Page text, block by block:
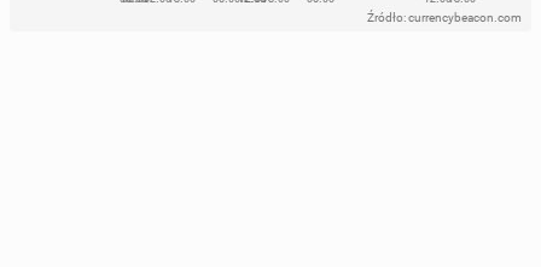
Źródło: currencybeacon.com